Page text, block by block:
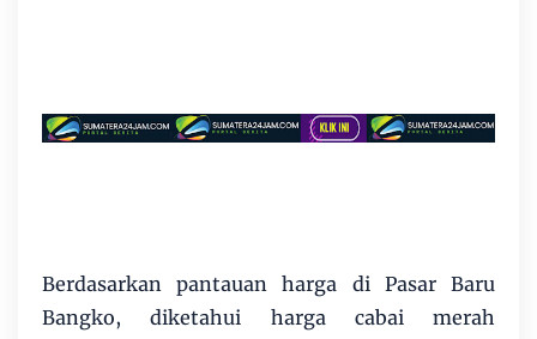
Berdasarkan pantauan harga di Pasar Baru
Bangko, diketahui harga cabai merah